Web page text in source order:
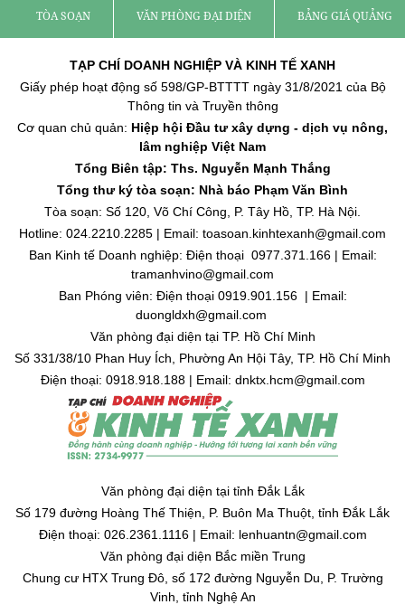
TÒA SOẠN VĂN PHÒNG ĐẠI DIỆN BẢNG GIÁ QUẢNG
TẠP CHÍ DOANH NGHIỆP VÀ KINH TẾ XANH
Giấy phép hoạt động số 598/GP-BTTTT ngày 31/8/2021 của Bộ
Thông tin và Truyền thông
Cơ quan chủ quản: Hiệp hội Đầu tư xây dựng - dịch vụ nông,
lâm nghiệp Việt Nam
Tổng Biên tập: Ths. Nguyễn Mạnh Thắng
Tổng thư ký tòa soạn: Nhà báo Phạm Văn Bình
Tòa soạn: Số 120, Võ Chí Công, P. Tây Hồ, TP. Hà Nội.
Hotline: 024.2210.2285 | Email: toasoan.kinhtexanh@gmail.com
Ban Kinh tế Doanh nghiệp: Điện thoại 0977.371.166 | Email:
tramanhvino@gmail.com
Ban Phóng viên: Điện thoại 0919.901.156 | Email:
duongldxh@gmail.com
Văn phòng đại diện tại TP. Hồ Chí Minh
Số 331/38/10 Phan Huy Ích, Phường An Hội Tây, TP. Hồ Chí Minh
Điện thoại: 0918.918.188 | Email: dnktx.hcm@gmail.com
Văn phòng đại diện tại tỉnh Đắk Lắk
Số 179 đường Hoàng Thế Thiện, P. Buôn Ma Thuột, tỉnh Đắk Lắk
Điện thoại: 026.2361.1116 | Email: lenhuantn@gmail.com
Văn phòng đại diện Bắc miền Trung
Chung cư HTX Trung Đô, số 172 đường Nguyễn Du, P. Trường
Vinh, tỉnh Nghệ An